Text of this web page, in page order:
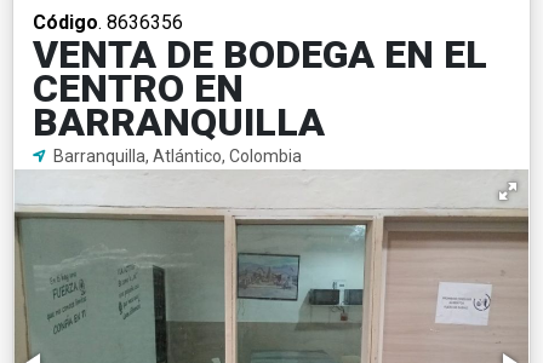
Código. 8636356
VENTA DE BODEGA EN EL
CENTRO EN
BARRANQUILLA
Barranquilla, Atlántico, Colombia